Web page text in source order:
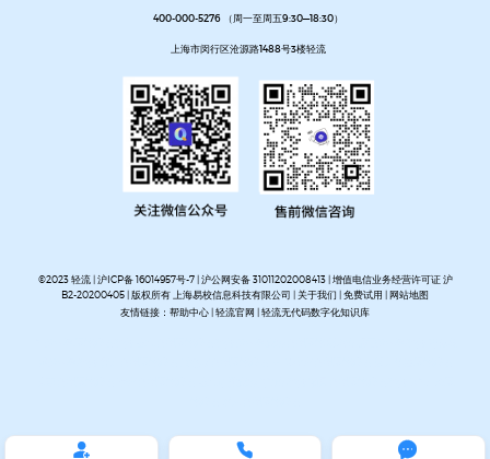
400-000-5276 （周一至周五9:30—18:30）
上海市闵行区沧源路1488号3楼轻流
©2023 轻流 | 沪ICP备 16014957号-7| 沪公网安备 31011202008413 | 增值电信业务经营许可证 沪
B2-20200405 | 版权所有 上海易校信息科技有限公司 | 关于我们 免费试用
网站地图
友情链接： 帮助中心 轻流官网 轻流无代码数字化知识库
  